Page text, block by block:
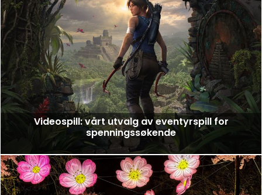
Videospill: vårt utvalg av eventyrspill for
spenningssøkende